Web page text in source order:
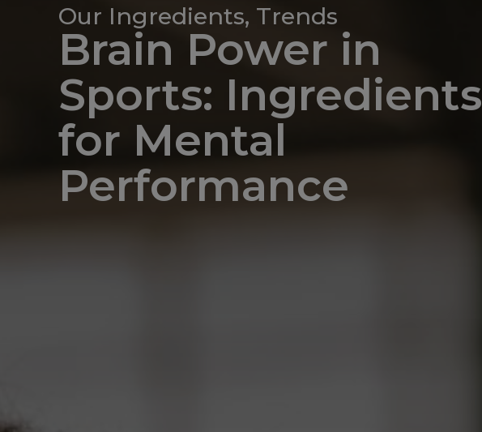
Our Ingredients, Trends
Brain Power in
Sports: Ingredients
for Mental
Performance